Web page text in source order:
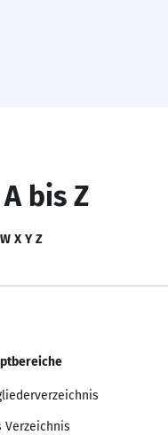
bis Z
W X Y Z
Verzeichnis